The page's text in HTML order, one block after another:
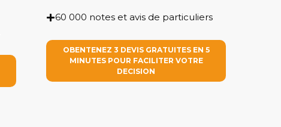
60 000 notes et avis de particuliers
OBENTENEZ 3 DEVIS GRATUITES EN 5
MINUTES POUR FACILITER VOTRE
DECISION